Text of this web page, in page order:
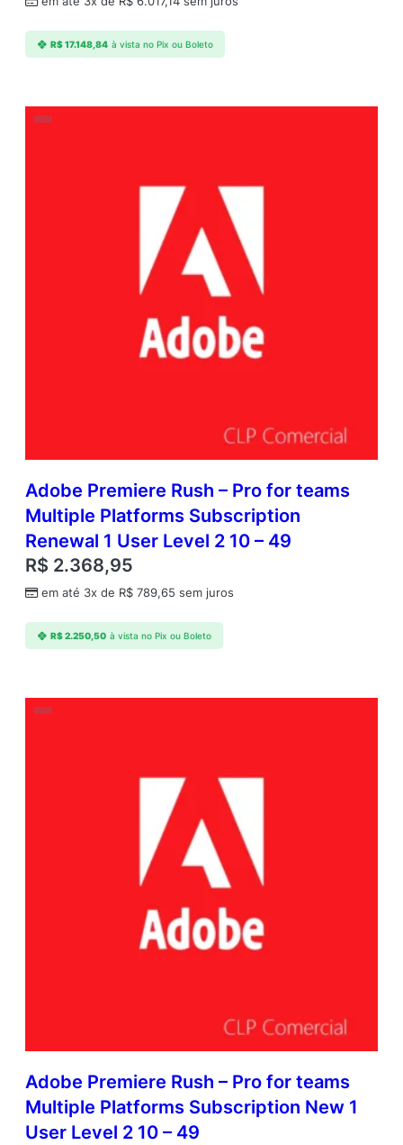
R$17.148,84 à vista no Pix ou Boleto
Adobe Premiere Rush – Pro for teams
Multiple Platforms Subscription
Renewal 1 User Level 2 10 – 49
R$ 2.368,95
em até 3x de R$ 789,65 sem juros
R$2.250,50 à vista no Pix ou Boleto
Adobe Premiere Rush – Pro for teams
Multiple Platforms Subscription New 1
User Level 2 10 – 49